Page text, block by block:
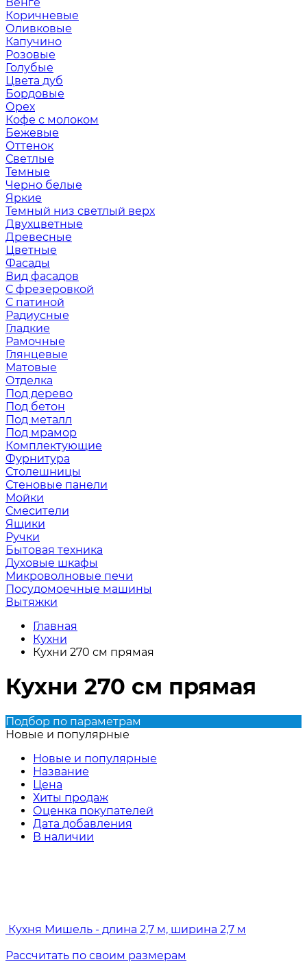
Коричневые
Оливковые
Капучино
Розовые
Голубые
Цвета дуб
Бордовые
Орех
Кофе с молоком
Бежевые
Оттенок
Светлые
Темные
Черно белые
Яркие
Темный низ светлый верх
Двухцветные
Древесные
Цветные
Фасады
Вид фасадов
С фрезеровкой
С патиной
Радиусные
Гладкие
Рамочные
Глянцевые
Матовые
Отделка
Под дерево
Под бетон
Под металл
Под мрамор
Комплектующие
Фурнитура
Столешницы
Стеновые панели
Мойки
Смесители
Ящики
Ручки
Бытовая техника
Духовые шкафы
Микроволновые печи
Посудомоечные машины
Вытяжки
Главная
Кухни
Кухни 270 см прямая
Кухни 270 см прямая
Подбор по параметрам
Новые и популярные
Новые и популярные
Название
Цена
Хиты продаж
Оценка покупателей
Дата добавления
В наличии
Кухня Мишель - длина 2,7 м, ширина 2,7 м
Рассчитать по своим размерам